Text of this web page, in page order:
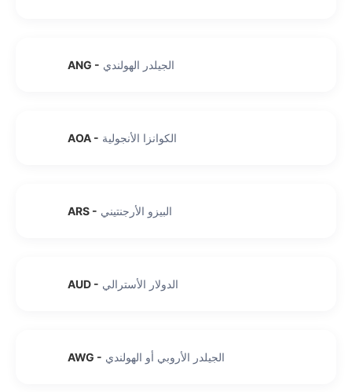
ANG - الجيلدر الهولندي
AOA - الكوانزا الأنجولية
ARS - البيزو الأرجنتيني
AUD - الدولار الأسترالي
AWG - الجيلدر الأروبي أو الهولندي